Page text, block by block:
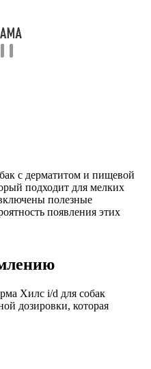
с дерматитом и пищевой
подходит для мелких
полезные
появления этих
Хилс i/d для собак
дозировки, которая